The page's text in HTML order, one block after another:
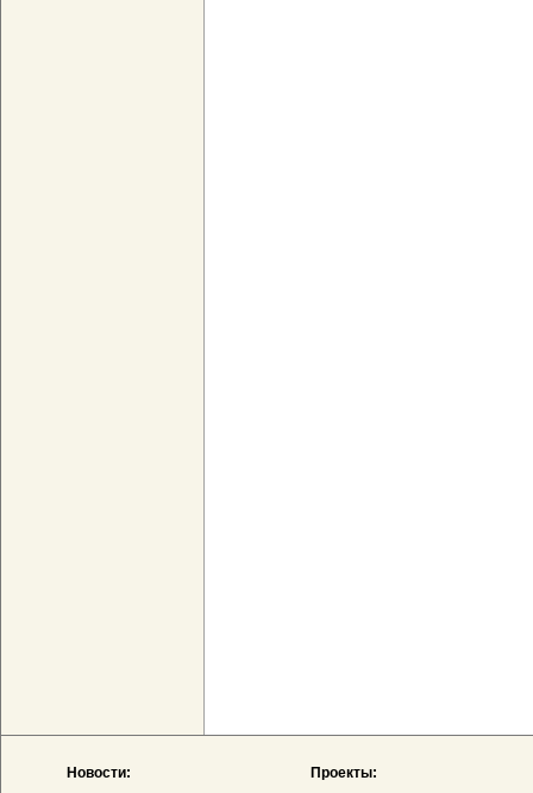
Новости: Проекты: